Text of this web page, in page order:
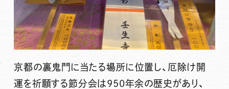
京都の裏鬼門に当たる場所に位置し、厄除け開
運を祈願する節分会は950年余の歴史があり、